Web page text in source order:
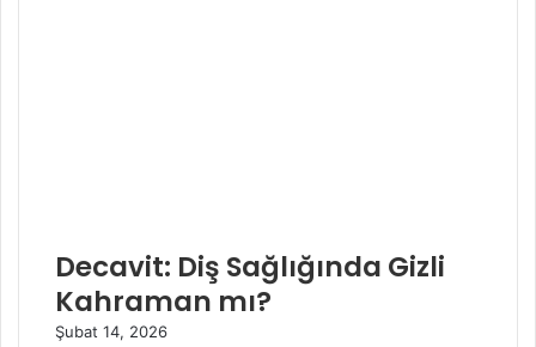
Decavit: Diş Sağlığında Gizli
Kahraman mı?
Şubat 14, 2026